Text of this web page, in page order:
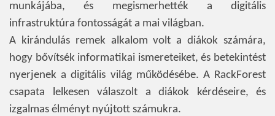
munkájába, és megismerhették a digitális
infrastruktúra fontosságát a mai világban.
A kirándulás remek alkalom volt a diákok számára,
hogy bővítsék informatikai ismereteiket, és betekintést
nyerjenek a digitális világ működésébe. A RackForest
csapata lelkesen válaszolt a diákok kérdéseire, és
izgalmas élményt nyújtott számukra.